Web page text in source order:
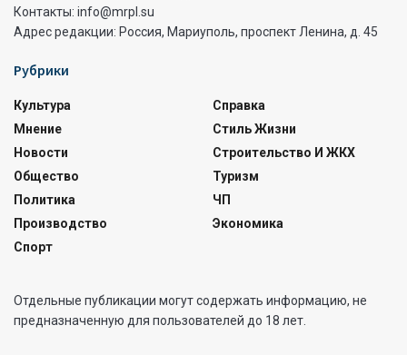
Контакты: info@mrpl.su
Адрес редакции: Россия, Мариуполь, проспект Ленина, д. 45
Рубрики
Культура
Мнение
Новости
Общество
Политика
Производство
Спорт
Справка
Стиль Жизни
Строительство И ЖКХ
Туризм
ЧП
Экономика
Отдельные публикации могут содержать информацию, не
предназначенную для пользователей до 18 лет.